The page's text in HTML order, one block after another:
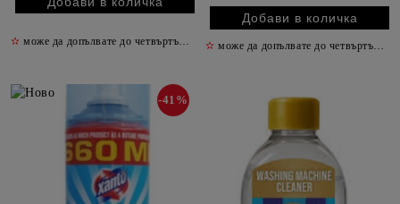
✫ може да допълвате до четвъртък включително ✫
✫ може да допълвате до четвъртък включително
-41%